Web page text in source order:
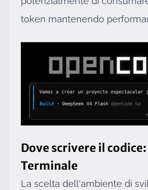
token mantenendo
Dove scrivere il codice:
Terminale
La scelta dell'ambiente di